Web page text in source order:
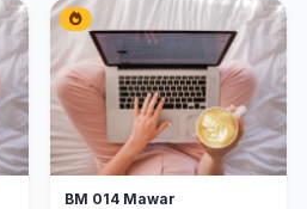
BM 014 Mawar